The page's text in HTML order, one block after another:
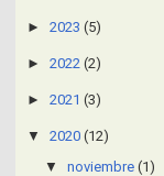
► 2023 (5)
► 2022 (2)
► 2021 (3)
▼ 2020 (12)
▼
noviembre (1)